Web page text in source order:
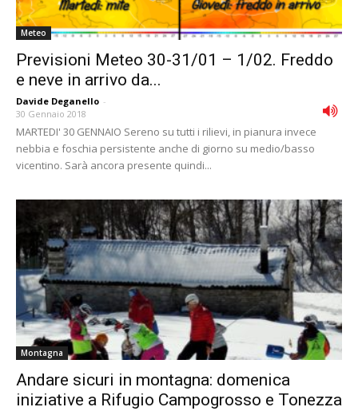
Meteo
Previsioni Meteo 30-31/01 – 1/02. Freddo
e neve in arrivo da...
Davide Deganello -
30 Gennaio 2018
MARTEDI' 30 GENNAIO Sereno su tutti i rilievi, in pianura invece
nebbia e foschia persistente anche di giorno su medio/basso
vicentino. Sarà ancora presente quindi...
Montagna
Andare sicuri in montagna: domenica
iniziative a Rifugio Campogrosso e Tonezza